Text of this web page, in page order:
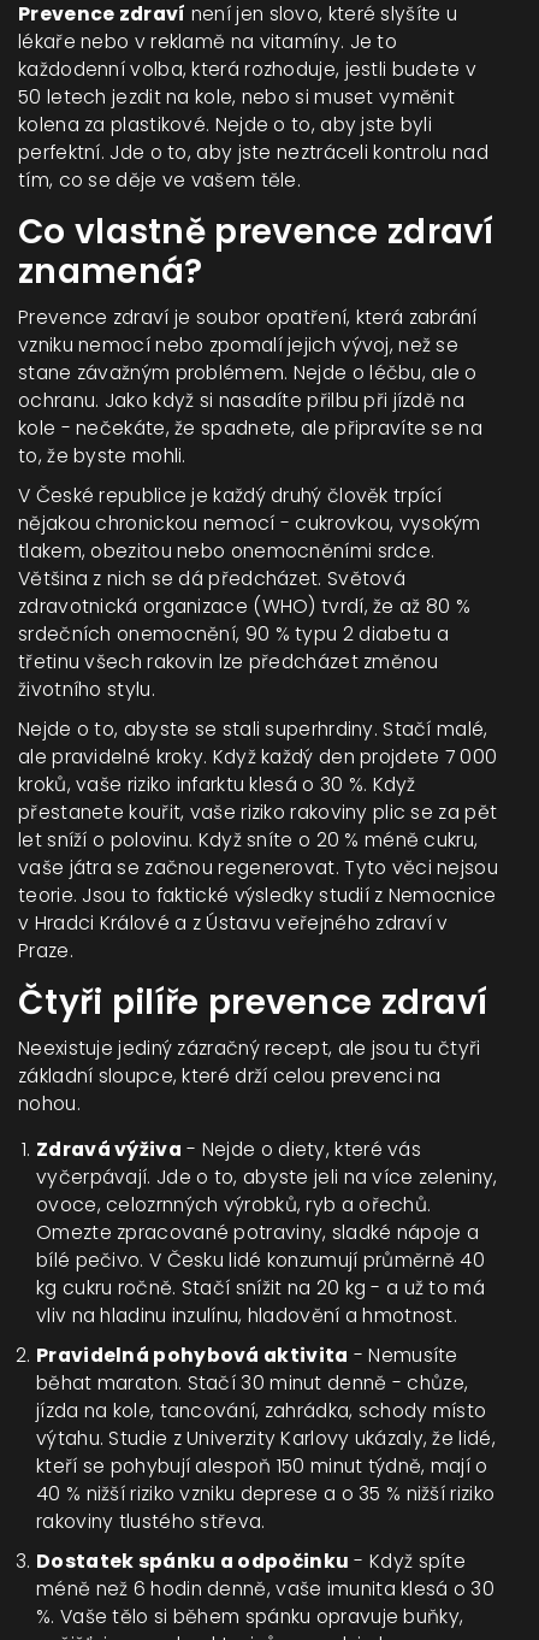
Prevence zdraví není jen slovo, které slyšíte u
lékaře nebo v reklamě na vitamíny. Je to
každodenní volba, která rozhoduje, jestli budete v
50 letech jezdit na kole, nebo si muset vyměnit
kolena za plastikové. Nejde o to, aby jste byli
perfektní. Jde o to, aby jste neztráceli kontrolu nad
tím, co se děje ve vašem těle.
Co vlastně prevence zdraví
znamená?
Prevence zdraví je soubor opatření, která zabrání
vzniku nemocí nebo zpomalí jejich vývoj, než se
stane závažným problémem. Nejde o léčbu, ale o
ochranu. Jako když si nasadíte přilbu při jízdě na
kole - nečekáte, že spadnete, ale připravíte se na
to, že byste mohli.
V České republice je každý druhý člověk trpící
nějakou chronickou nemocí - cukrovkou, vysokým
tlakem, obezitou nebo onemocněními srdce.
Většina z nich se dá předcházet. Světová
zdravotnická organizace (WHO) tvrdí, že až 80 %
srdečních onemocnění, 90 % typu 2 diabetu a
třetinu všech rakovin lze předcházet změnou
životního stylu.
Nejde o to, abyste se stali superhrdiny. Stačí malé,
ale pravidelné kroky. Když každý den projdete 7 000
kroků, vaše riziko infarktu klesá o 30 %. Když
přestanete kouřit, vaše riziko rakoviny plic se za pět
let sníží o polovinu. Když sníte o 20 % méně cukru,
vaše játra se začnou regenerovat. Tyto věci nejsou
teorie. Jsou to faktické výsledky studií z Nemocnice
v Hradci Králové a z Ústavu veřejného zdraví v
Praze.
Čtyři pilíře prevence zdraví
Neexistuje jediný zázračný recept, ale jsou tu čtyři
základní sloupce, které drží celou prevenci na
nohou.
Zdravá výživa - Nejde o diety, které vás
vyčerpávají. Jde o to, abyste jeli na více zeleniny,
ovoce, celozrnných výrobků, ryb a ořechů.
Omezte zpracované potraviny, sladké nápoje a
bílé pečivo. V Česku lidé konzumují průměrně 40
kg cukru ročně. Stačí snížit na 20 kg - a už to má
vliv na hladinu inzulínu, hladovění a hmotnost.
Pravidelná pohybová aktivita - Nemusíte
běhat maraton. Stačí 30 minut denně - chůze,
jízda na kole, tancování, zahrádka, schody místo
výtahu. Studie z Univerzity Karlovy ukázaly, že lidé,
kteří se pohybují alespoň 150 minut týdně, mají o
40 % nižší riziko vzniku deprese a o 35 % nižší riziko
rakoviny tlustého střeva.
Dostatek spánku a odpočinku - Když spíte
méně než 6 hodin denně, vaše imunita klesá o 30
%. Vaše tělo si během spánku opravuje buňky,